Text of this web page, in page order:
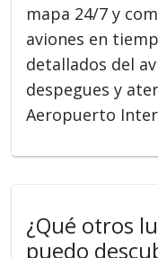
mapa 24/7 y
aviones en
detallados del
despegues y
Aeropuerto
¿Qué otros
puedo